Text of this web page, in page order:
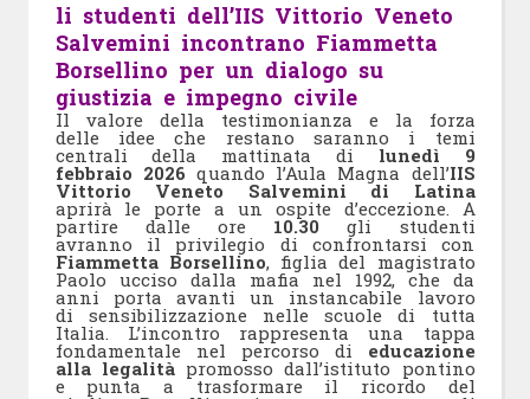
li studenti dell’IIS Vittorio Veneto
Salvemini incontrano Fiammetta
Borsellino per un dialogo su
giustizia e impegno civile
Il valore della testimonianza e la forza
delle idee che restano saranno i temi
centrali della mattinata di lunedì 9
febbraio 2026 quando l’Aula Magna dell’IIS
Vittorio Veneto Salvemini di Latina
aprirà le porte a un ospite d’eccezione. A
partire dalle ore 10.30 gli studenti
avranno il privilegio di confrontarsi con
Fiammetta Borsellino, figlia del magistrato
Paolo ucciso dalla mafia nel 1992, che da
anni porta avanti un instancabile lavoro
di sensibilizzazione nelle scuole di tutta
Italia. L’incontro rappresenta una tappa
fondamentale nel percorso di educazione
alla legalitàpromosso dall’istituto pontino
e punta a trasformare il ricordo del